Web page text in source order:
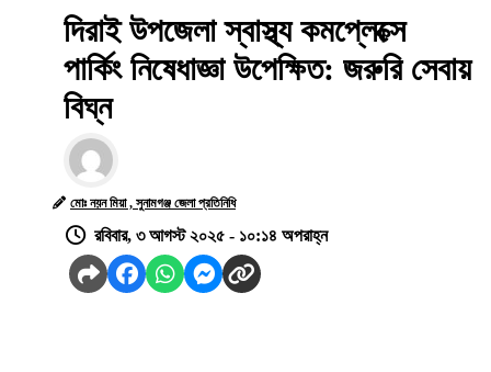
দিরাই উপজেলা স্বাস্থ্য কমপ্লেক্সে
পার্কিং নিষেধাজ্ঞা উপেক্ষিত: জরুরি সেবায়
বিঘ্ন
মোঃ নয়ন মিয়া , সুনামগঞ্জ জেলা প্রতিনিধি
রবিবার, ৩ আগস্ট ২০২৫ - ১০:১৪ অপরাহ্ন